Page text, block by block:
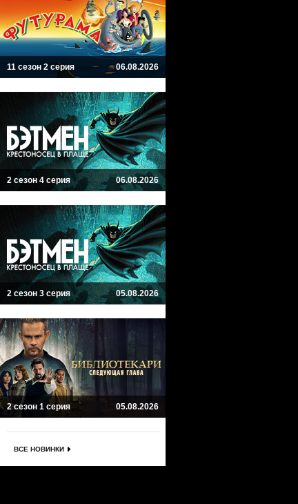
11 сезон 2 серия 06.08.2026
2 сезон 4 серия 06.08.2026
2 сезон 3 серия 05.08.2026
2 сезон 1 серия 05.08.2026
ВСЕ НОВИНКИ